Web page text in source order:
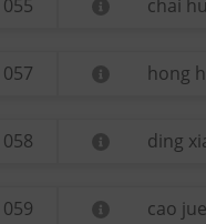
055 chai hu
057 hong
058 ding
059 cao